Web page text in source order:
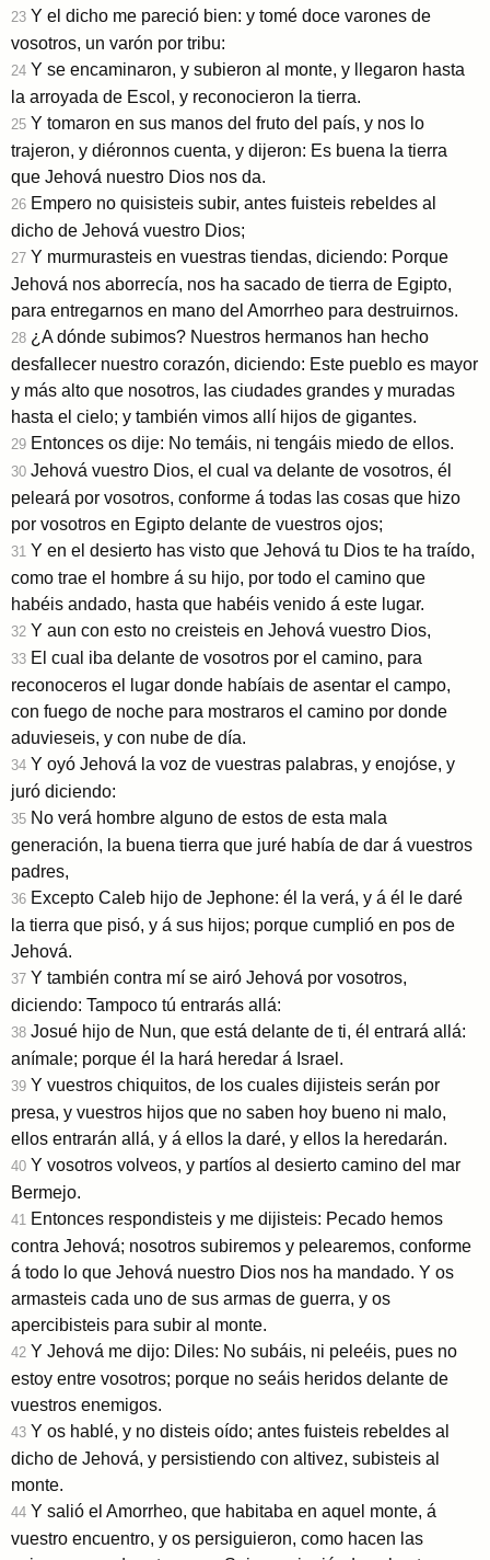
23 Y el dicho me pareció bien: y tomé doce varones de
vosotros, un varón por tribu:
24 Y se encaminaron, y subieron al monte, y llegaron hasta
la arroyada de Escol, y reconocieron la tierra.
25 Y tomaron en sus manos del fruto del país, y nos lo
trajeron, y diéronnos cuenta, y dijeron: Es buena la tierra
que Jehová nuestro Dios nos da.
26 Empero no quisisteis subir, antes fuisteis rebeldes al
dicho de Jehová vuestro Dios;
27 Y murmurasteis en vuestras tiendas, diciendo: Porque
Jehová nos aborrecía, nos ha sacado de tierra de Egipto,
para entregarnos en mano del Amorrheo para destruirnos.
28 ¿A dónde subimos? Nuestros hermanos han hecho
desfallecer nuestro corazón, diciendo: Este pueblo es mayor
y más alto que nosotros, las ciudades grandes y muradas
hasta el cielo; y también vimos allí hijos de gigantes.
29 Entonces os dije: No temáis, ni tengáis miedo de ellos.
30 Jehová vuestro Dios, el cual va delante de vosotros, él
peleará por vosotros, conforme á todas las cosas que hizo
por vosotros en Egipto delante de vuestros ojos;
31 Y en el desierto has visto que Jehová tu Dios te ha traído,
como trae el hombre á su hijo, por todo el camino que
habéis andado, hasta que habéis venido á este lugar.
32 Y aun con esto no creisteis en Jehová vuestro Dios,
33 El cual iba delante de vosotros por el camino, para
reconoceros el lugar donde habíais de asentar el campo,
con fuego de noche para mostraros el camino por donde
aduvieseis, y con nube de día.
34 Y oyó Jehová la voz de vuestras palabras, y enojóse, y
juró diciendo:
35 No verá hombre alguno de estos de esta mala
generación, la buena tierra que juré había de dar á vuestros
padres,
36 Excepto Caleb hijo de Jephone: él la verá, y á él le daré
la tierra que pisó, y á sus hijos; porque cumplió en pos de
Jehová.
37 Y también contra mí se airó Jehová por vosotros,
diciendo: Tampoco tú entrarás allá:
38 Josué hijo de Nun, que está delante de ti, él entrará allá:
anímale; porque él la hará heredar á Israel.
39 Y vuestros chiquitos, de los cuales dijisteis serán por
presa, y vuestros hijos que no saben hoy bueno ni malo,
ellos entrarán allá, y á ellos la daré, y ellos la heredarán.
40 Y vosotros volveos, y partíos al desierto camino del mar
Bermejo.
41 Entonces respondisteis y me dijisteis: Pecado hemos
contra Jehová; nosotros subiremos y pelearemos, conforme
á todo lo que Jehová nuestro Dios nos ha mandado. Y os
armasteis cada uno de sus armas de guerra, y os
apercibisteis para subir al monte.
42 Y Jehová me dijo: Diles: No subáis, ni peleéis, pues no
estoy entre vosotros; porque no seáis heridos delante de
vuestros enemigos.
43 Y os hablé, y no disteis oído; antes fuisteis rebeldes al
dicho de Jehová, y persistiendo con altivez, subisteis al
monte.
44 Y salió el Amorrheo, que habitaba en aquel monte, á
vuestro encuentro, y os persiguieron, como hacen las